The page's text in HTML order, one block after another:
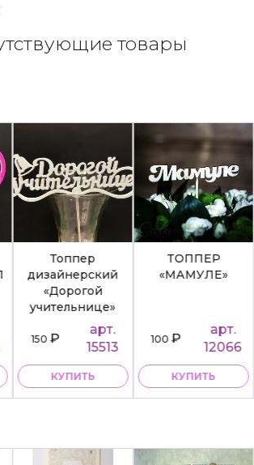
товары
Топпер
дизайнерский
«Дорогой
учительнице»
150₽
арт.
15513
КУПИТЬ
ТОППЕР
«МАМУЛЕ»
100₽
арт.
12066
КУПИТЬ